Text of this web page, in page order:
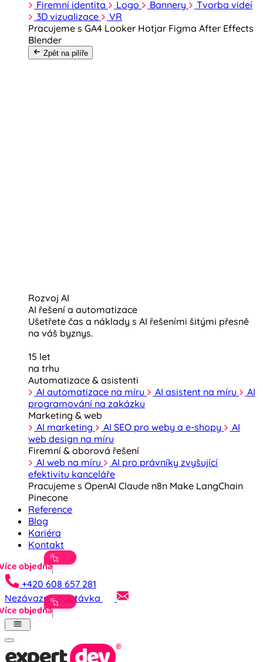
Firemní identita Logo Bannery
Tvorba videí
3D vizualizace
VR
Pracujeme s GA4 Looker Hotjar Figma After Effects
Blender
Zpět na pilíře
Rozvoj AI
AI řešení a automatizace
Ušetřete čas a náklady s AI řešeními šitými přesně
na váš byznys.
15 let
na trhu
Automatizace & asistenti
AI automatizace na míru
AI asistent na míru
AI
programování na zakázku
Marketing & web
AI marketing
AI SEO pro weby a e-shopy
AI
web design na míru
Firemní & oborová řešení
AI web na míru
AI pro právníky zvyšující
efektivitu kanceláře
Pracujeme s OpenAI Claude n8n Make LangChain
Pinecone
Reference
Blog
Kariéra
Kontakt
+420 608 657 281
Nezávazná poptávka